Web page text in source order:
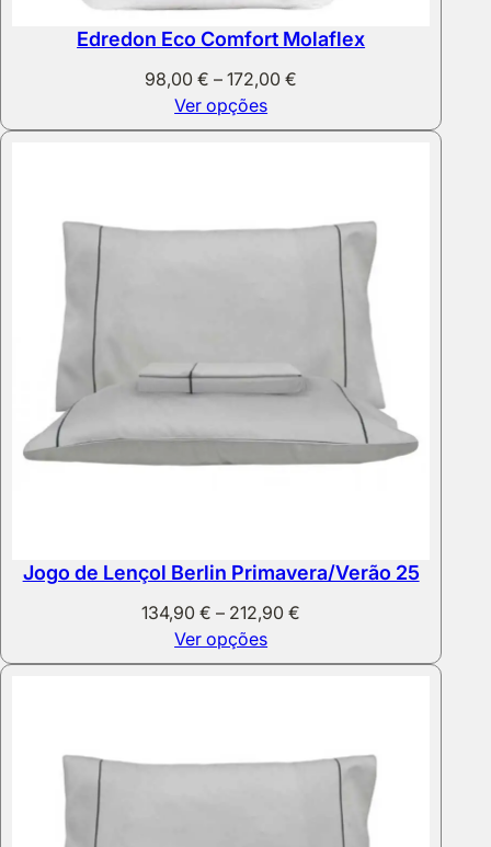
Edredon Eco Comfort Molaflex
98,00€ – 172,00€
98,00 €
Ver opções
Jogo de Lençol Berlin Primavera/Verão 25
134,90€ – 212,90€
134,90 €
Ver opções